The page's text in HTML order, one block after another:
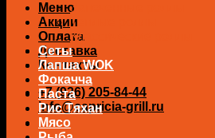
Меню
Акции
Оплата
Доставка
Контакты
+7 (926) 205-84-44
info@capricia-grill.ru
0₽
Запеченные роллы
Теплые роллы
Классические роллы
Сеты
Лапша WOK
Фокачча
Паста
Рис Тяхан
Мясо